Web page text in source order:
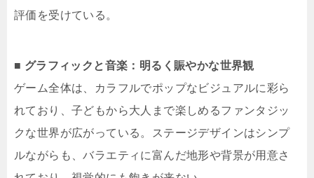
評価を受けている。
■ グラフィックと音楽：明るく賑やかな世界観
ゲーム全体は、カラフルでポップなビジュアルに彩ら
れており、子どもから大人まで楽しめるファンタジッ
クな世界が広がっている。ステージデザインはシンプ
ルながらも、バラエティに富んだ地形や背景が用意さ